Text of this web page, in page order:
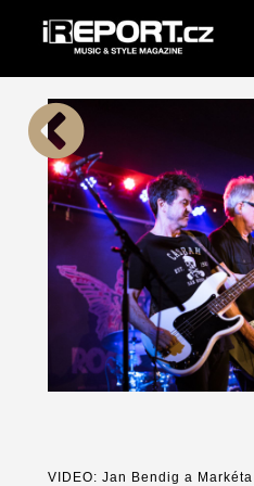
VIDEO: Jan Bendig a